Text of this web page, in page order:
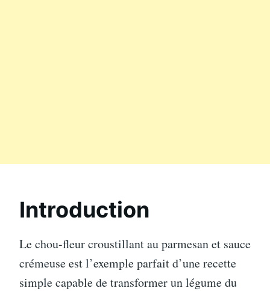
Introduction
Le chou-fleur croustillant au parmesan et sauce
crémeuse est l’exemple parfait d’une recette
simple capable de transformer un légume du